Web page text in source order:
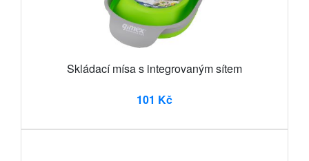
Skládací mísa s integrovaným sítem
101 Kč